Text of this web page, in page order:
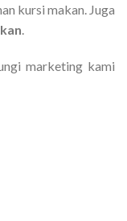
kursi makan. Juga
marketing kami